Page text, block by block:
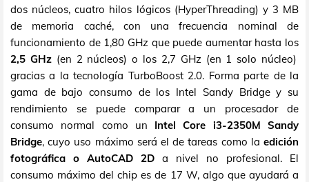
dos núcleos, cuatro hilos lógicos (HyperThreading) y 3 MB
de memoria caché, con una frecuencia nominal de
funcionamiento de 1,80 GHz que puede aumentar hasta los
2,5 GHz(en 2 núcleos) o los 2,7 GHz (en 1 solo núcleo)
gracias a la tecnología TurboBoost 2.0. Forma parte de la
gama de bajo consumo de los Intel Sandy Bridge y su
rendimiento se puede comparar a un procesador de
consumo normal como un Intel Core i3-2350M Sandy
Bridge, cuyo uso máximo será el de tareas como la edición
fotográfica o AutoCAD 2D a nivel no profesional. El
consumo máximo del chip es de 17 W, algo que ayudará a